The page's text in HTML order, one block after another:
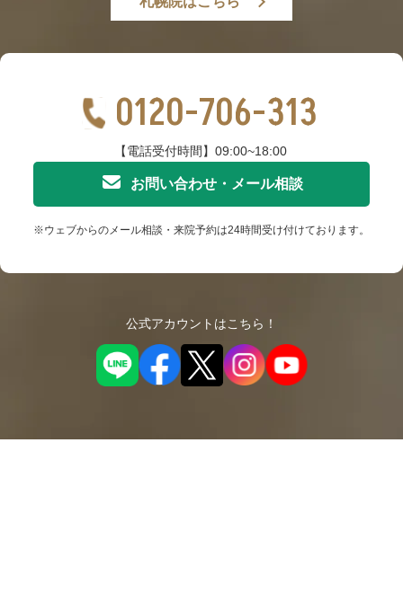
0120-706-313
【電話受付時間】09:00~18:00
お問い合わせ・メール相談
※ウェブからのメール相談・来院予約は24時間受け付けております。
公式アカウントはこちら！